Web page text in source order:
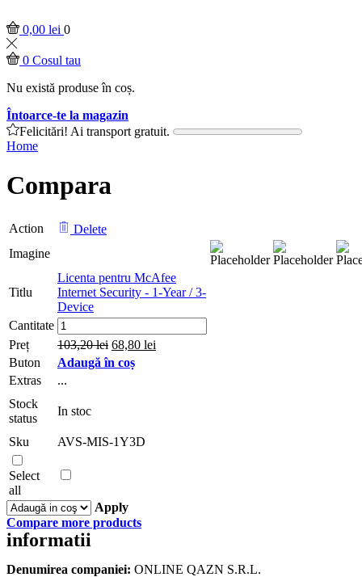
0,00 lei 0
0 Cosul tau
Nu există produse în coș.
Întoarce-te la magazin
Felicitări! Ai transport gratuit.
Home
Compara
Action
Delete
Imagine
Titlu
Licenta pentru McAfee
Internet Security - 1-Year / 3-
Device
Cantitate Licenta
pentru
McAfee
Internet
Security
1-
/
Device
quantity
Preț 103,20lei 68,80 lei
Buton
Adaugă în coș
Extras
...
Stock
status
In stoc
Sku AVS-MIS-1Y3D
Select
all
Apply
Compare more products
informatii
Denumirea companiei: ONLINE QAZN S.R.L.